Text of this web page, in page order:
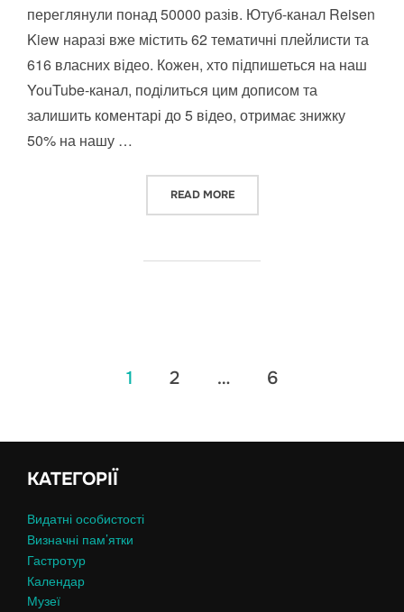
переглянули понад 50000 разів. Ютуб-канал Reisen
Kiew наразі вже містить 62 тематичні плейлисти та
616 власних відео. Кожен, хто підпишеться на наш
YouTube-канал, поділиться цим дописом та
залишить коментарі до 5 відео, отримає знижку
50% на нашу …
READ MORE“ВІДЕО ПРО ВИЗНАЧНІ
Пагінація
1 2 … 6
КАТЕГОРІЇ
Видатні особистості
Визначні пам’ятки
Гастротур
Календар
Музеї